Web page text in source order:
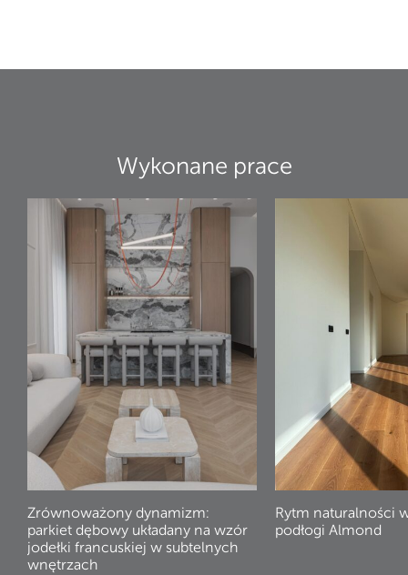
Wykonane prace
Zrównoważony dynamizm:
parkiet dębowy układany na wzór
jodełki francuskiej w subtelnych
wnętrzach
Rytm naturalności
podłogi Almond